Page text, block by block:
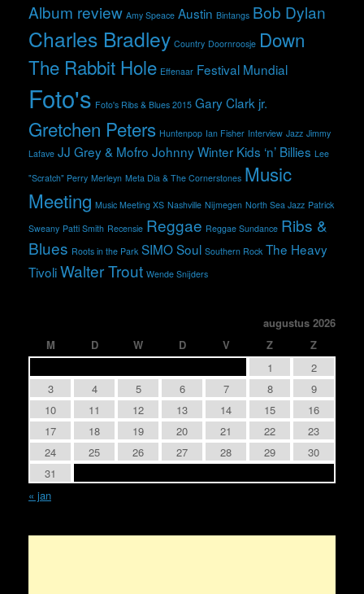
Album review Amy Speace Austin Bintangs Bob Dylan
Charles Bradley Country Doornroosje Down
The Rabbit Hole Effenaar Festival Mundial
Foto's Foto's Ribs & Blues 2015 Gary Clark jr.
Gretchen Peters Huntenpop Ian Fisher Interview Jazz Jimmy
Lafave JJ Grey & Mofro Johnny Winter Kids ‘n’ Billies Lee
"Scratch" Perry Merleyn Meta Dia & The Cornerstones Music
Meeting Music Meeting XS Nashville Nijmegen North Sea Jazz Patrick
Sweany Patti Smith Recensie Reggae Reggae Sundance Ribs &
Blues Roots in the Park SIMOSoul Southern Rock The Heavy
TivoliWalter Trout Wende Snijders
augustus 2026
M
D W D V Z
Z
1
2
3
4 5 6 7 8
9
10
11 12 13 14 15
16
17
18 19 20 21 22
23
24
25 26 27 28 29
30
31
« jan